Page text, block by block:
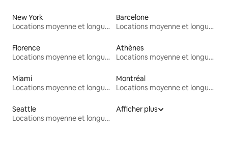
New York
Locations moyenne et longue durée
Barcelone
Locations moyenne et longue durée
Florence
Locations moyenne et longue durée
Athènes
Locations moyenne et longue durée
Miami
Locations moyenne et longue durée
Montréal
Locations moyenne et longue durée
Seattle
Locations moyenne et longue durée
Afficher plus